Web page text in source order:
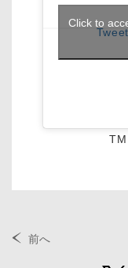
Click to
前へ